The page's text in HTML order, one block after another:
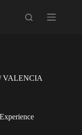
VALENCIA
Experience